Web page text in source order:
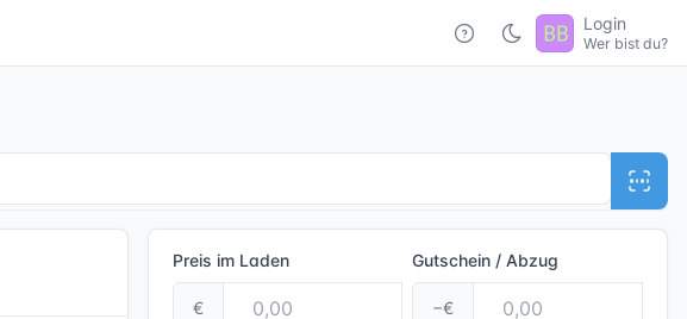
Login
Wer bist du?
Preis im Laden
€
Gutschein / Abzug
−€